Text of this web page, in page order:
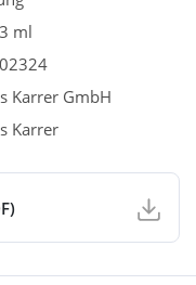
ml
Karrer GmbH
Karrer